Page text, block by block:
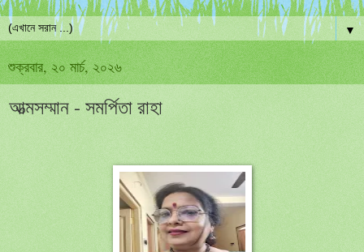
▼
শুক্রবার, ২০ মার্চ, ২০২৬
আত্মসম্মান - সমর্পিতা রাহা